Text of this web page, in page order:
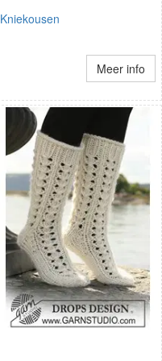
Kniekousen
Meer info